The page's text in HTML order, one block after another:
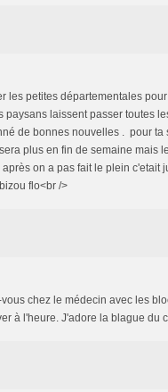
les petites départementales
paysans laissent passer toutes
de bonnes nouvelles . pour ta
plus en fin de semaine mais
on a pas fait le plein c'etait
flo<br />
chez le médecin avec les
à l'heure. J'adore la blague du